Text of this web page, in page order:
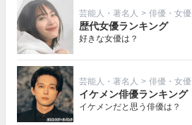
芸能人・著名人 > 俳優・女優
歴代女優ランキング
好きな女優は？
芸能人・著名人 > 俳優・女優
イケメン俳優ランキング
イケメンだと思う俳優は？